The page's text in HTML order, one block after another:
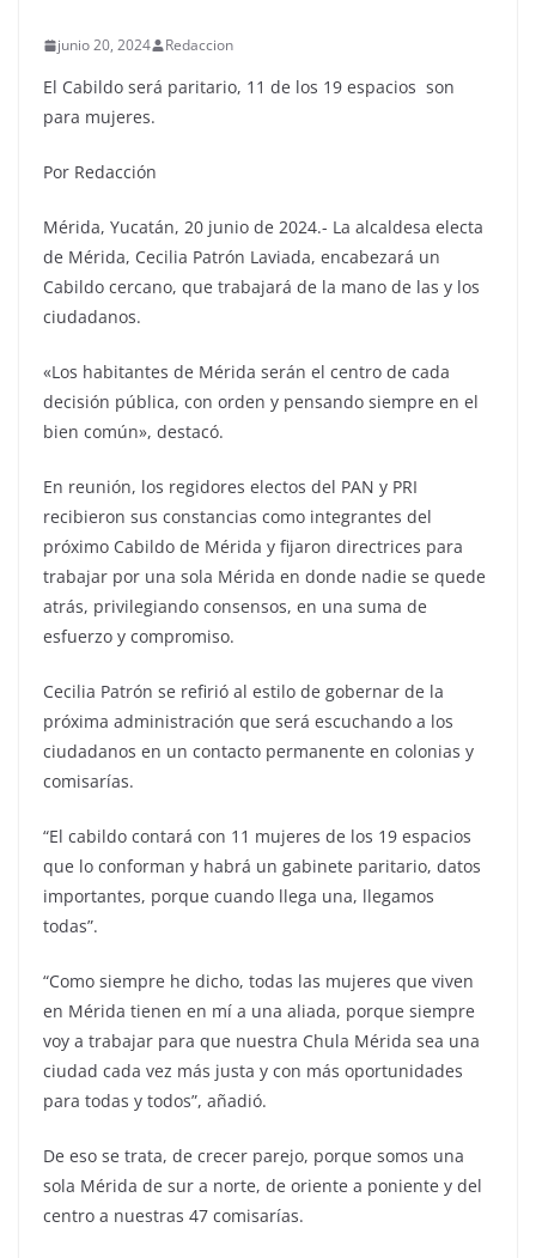
junio 20, 2024 Redaccion
El Cabildo será paritario, 11 de los 19 espacios son
para mujeres.
Por Redacción
Mérida, Yucatán, 20 junio de 2024.- La alcaldesa electa
de Mérida, Cecilia Patrón Laviada, encabezará un
Cabildo cercano, que trabajará de la mano de las y los
ciudadanos.
«Los habitantes de Mérida serán el centro de cada
decisión pública, con orden y pensando siempre en el
bien común», destacó.
En reunión, los regidores electos del PAN y PRI
recibieron sus constancias como integrantes del
próximo Cabildo de Mérida y fijaron directrices para
trabajar por una sola Mérida en donde nadie se quede
atrás, privilegiando consensos, en una suma de
esfuerzo y compromiso.
Cecilia Patrón se refirió al estilo de gobernar de la
próxima administración que será escuchando a los
ciudadanos en un contacto permanente en colonias y
comisarías.
“El cabildo contará con 11 mujeres de los 19 espacios
que lo conforman y habrá un gabinete paritario, datos
importantes, porque cuando llega una, llegamos
todas”.
“Como siempre he dicho, todas las mujeres que viven
en Mérida tienen en mí a una aliada, porque siempre
voy a trabajar para que nuestra Chula Mérida sea una
ciudad cada vez más justa y con más oportunidades
para todas y todos”, añadió.
De eso se trata, de crecer parejo, porque somos una
sola Mérida de sur a norte, de oriente a poniente y del
centro a nuestras 47 comisarías.